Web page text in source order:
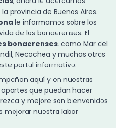
provincia de Buenos Aires.
le informamos sobre los
de los bonaerenses. El
bonaerenses, como Mar del
Necochea y muchas otras
portal informativo.
aquí y en nuestras
aportes que puedan hacer
y mejore son bienvenidos
mejorar nuestra labor